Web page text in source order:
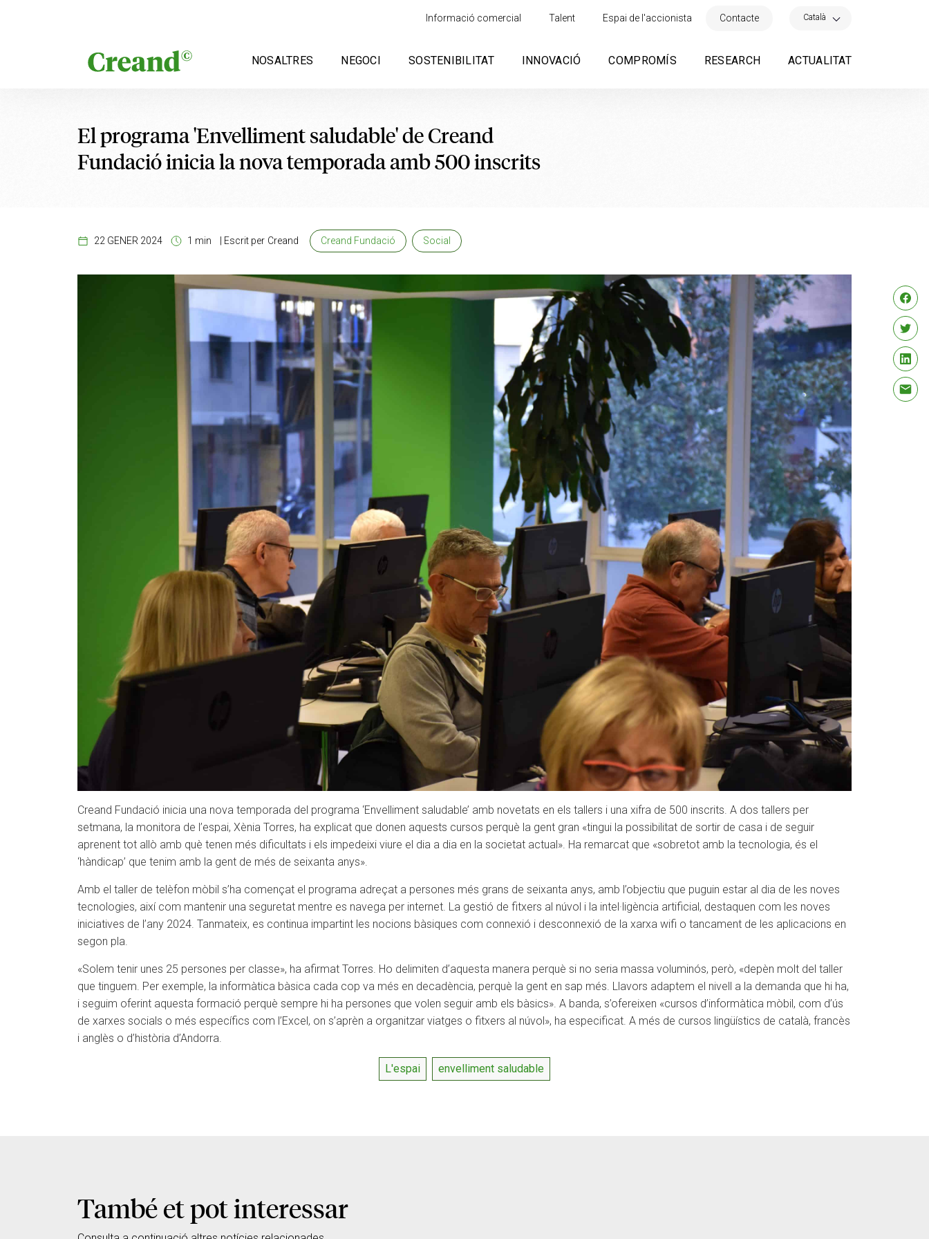
Informació comercial Talent Espai de l'accionista Contacte Català
NOSALTRES NEGOCI SOSTENIBILITAT INNOVACIÓ COMPROMÍS RESEARCH ACTUALITAT
El programa 'Envelliment saludable' de Creand
Fundació inicia la nova temporada amb 500 inscrits
22 GENER 2024 1 min Escrit per Creand Creand Fundació Social
Creand Fundació inicia una nova temporada del programa ‘Envelliment saludable’ amb novetats en els tallers i una xifra de 500 inscrits. A dos tallers per
setmana, la monitora de l’espai, Xènia Torres, ha explicat que donen aquests cursos perquè la gent gran «tingui la possibilitat de sortir de casa i de seguir
aprenent tot allò amb què tenen més dificultats i els impedeixi viure el dia a dia en la societat actual». Ha remarcat que «sobretot amb la tecnologia, és el
‘hàndicap’ que tenim amb la gent de més de seixanta anys».
Amb el taller de telèfon mòbil s’ha començat el programa adreçat a persones més grans de seixanta anys, amb l’objectiu que puguin estar al dia de les noves
tecnologies, així com mantenir una seguretat mentre es navega per internet. La gestió de fitxers al núvol i la intel·ligència artificial, destaquen com les noves
iniciatives de l’any 2024. Tanmateix, es continua impartint les nocions bàsiques com connexió i desconnexió de la xarxa wifi o tancament de les aplicacions en
segon pla.
«Solem tenir unes 25 persones per classe», ha afirmat Torres. Ho delimiten d’aquesta manera perquè si no seria massa voluminós, però, «depèn molt del taller
que tinguem. Per exemple, la informàtica bàsica cada cop va més en decadència, perquè la gent en sap més. Llavors adaptem el nivell a la demanda que hi ha,
i seguim oferint aquesta formació perquè sempre hi ha persones que volen seguir amb els bàsics». A banda, s’ofereixen «cursos d’informàtica mòbil, com d’ús
de xarxes socials o més específics com l’Excel, on s’aprèn a organitzar viatges o fitxers al núvol», ha especificat. A més de cursos lingüístics de català, francès
i anglès o d’història d’Andorra.
L'espai envelliment saludable
També et pot interessar